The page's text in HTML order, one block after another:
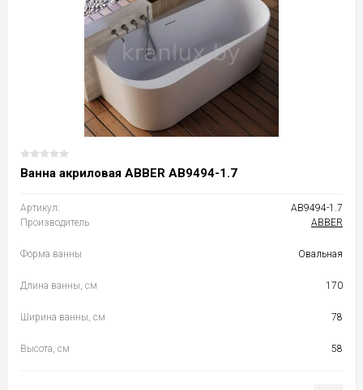
Ванна акриловая ABBER AB9494-1.7
Артикул:
AB9494-1.7
Производитель
ABBER
Форма ванны Овальная
Длина ванны, см 170
Ширина ванны, см 78
Высота, см 58